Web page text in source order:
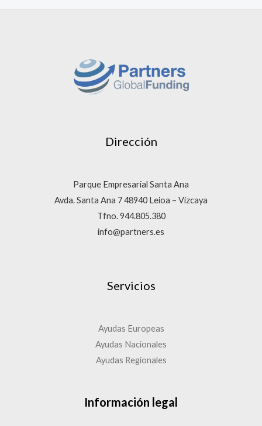
Dirección
Parque Empresarial Santa Ana
Avda. Santa Ana 7 48940 Leioa – Vizcaya
Tfno. 944.805.380
info@partners.es
Servicios
Ayudas Europeas
Ayudas Nacionales
Ayudas Regionales
Información legal